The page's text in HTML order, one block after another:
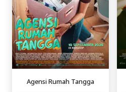
Agensi Rumah Tangga